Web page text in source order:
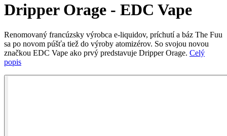
Dripper Orage - EDC Vape
Renomovaný francúzsky výrobca e-liquidov, príchutí a báz The Fuu
sa po novom púšťa tiež do výroby atomizérov. So svojou novou
značkou EDC Vape ako prvý predstavuje Dripper Orage. Celý
popis